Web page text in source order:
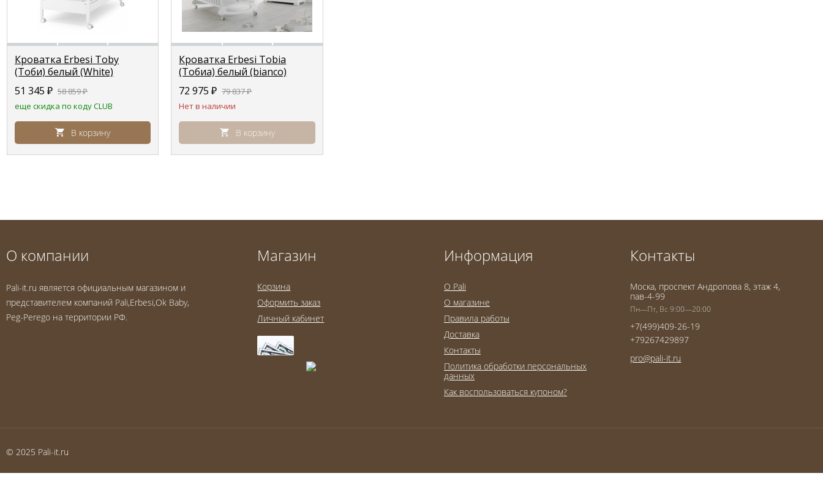
Кроватка Erbesi Toby
(Тоби) белый (White)
51 345 ₽ 58 859₽
еще скидка по коду CLUB
В корзину
Кроватка Erbesi Tobia
(Тобиа) белый (bianco)
72 975₽ 79 837₽
Нет в наличии
В корзину
О компании
Pali-it.ru является официальным магазином и
представителем компаний Pali,Erbesi,Ok Baby,
Peg-Perego на территории РФ.
Магазин
Корзина
Оформить заказ
Личный кабинет
Информация
O Pali
О магазине
Правила работы
Доставка
Контакты
Политика обработки персональных
данных
Как воспользоваться купоном?
Контакты
Моска, проспект Андропова 8, этаж 4,
пав-4-99
Пн—Пт, Вс 9:00—20:00
+7(499)409-26-19
+79267429897
pro@pali-it.ru
© 2025 Pali-it.ru